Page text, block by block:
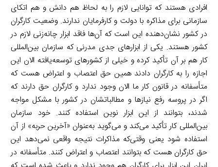
افرادی هستند که توانایی لازم را به لحاظ هم دانش و هم اتکای
سازمانی برای مذاکره با دولت و کارفرمایان ندارند. وضعیت کارگران
در کشور نشان‌دهنده این است که آن‌ها فاقد ابزار چانه‌زنی لازم در
کشور هستند. یکی از ابزارهای جدی مدرنی که سازمان بین‌المللی
کار هم بر آن تأکید کرده و خیلی از کشورهای توسعه‌یافته الان این
اجازه را به کارگران دادند همین حق اعتصاب و اعتراض هست که
متأسفانه در قانون کار ما الان وجود ندارد و کارگران حق دارند که
اگر در پروسه رفع نیازها و مطالباتشان در کشور با مشکل مواجه
شدند، بتوانند از این ابزار نوین استفاده کنند. خود سازمان
بین‌المللی کار تأکید می‌کند و می‌گوید به‌عنوان «آخرین حربه» از آن
استفاده شود یعنی وقتی‌که مذاکرات نتیجه واقعی نمی‌دهد این
حق کارگران هست که بتوانند اعتصاب و اعتراض کنند. متأسفانه در